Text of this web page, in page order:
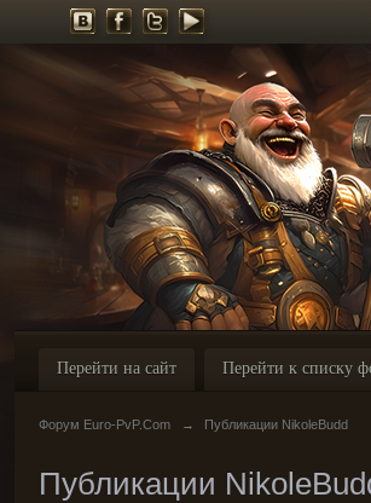
Перейти на сайт Перейти к списку
Форум Euro-PvP.Com → Публикации NikoleBudd
Публикации